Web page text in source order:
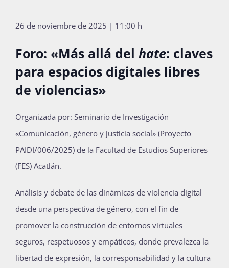
Súmate
Publicaciones
Bienvenida generación 2027-1
26 de noviembre de 2025 | 11:00 h
Foro: «Más allá del hate: claves
para espacios digitales libres
de violencias»
Organizada por: Seminario de Investigación
«Comunicación, género y justicia social» (Proyecto
PAIDI/006/2025) de la Facultad de Estudios Superiores
(FES) Acatlán.
Análisis y debate de las dinámicas de violencia digital
desde una perspectiva de género, con el fin de
promover la construcción de entornos virtuales
seguros, respetuosos y empáticos, donde prevalezca la
libertad de expresión, la corresponsabilidad y la cultura